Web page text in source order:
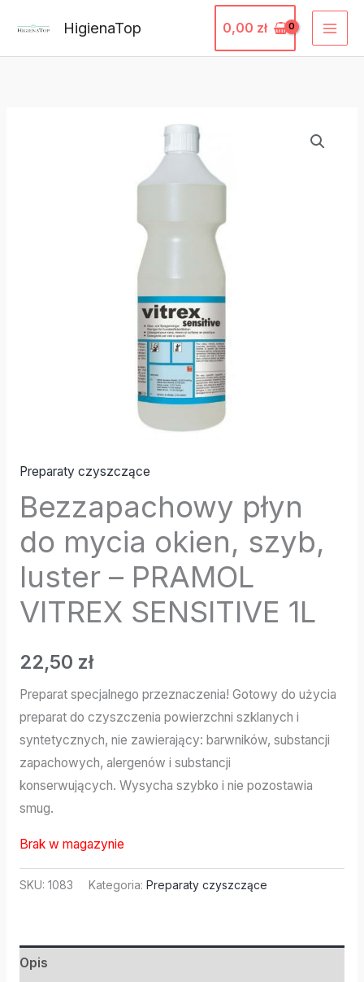
treści
HigienaTop 0,00 zł
Preparaty czyszczące
Bezzapachowy płyn
do mycia okien, szyb,
luster – PRAMOL
VITREX SENSITIVE 1L
22,50 zł
Preparat specjalnego przeznaczenia! Gotowy do użycia
preparat do czyszczenia powierzchni szklanych i
syntetycznych, nie zawierający: barwników, substancji
zapachowych, alergenów i substancji
konserwujących. Wysycha szybko i nie pozostawia
smug.
Brak w magazynie
SKU: 1083 Kategoria: Preparaty czyszczące
Opis